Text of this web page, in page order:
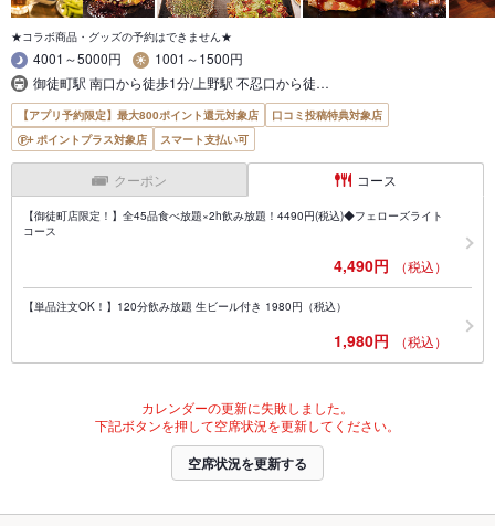
★コラボ商品・グッズの予約はできません★
4001～5000円
1001～1500円
御徒町駅 南口から徒歩1分/上野駅 不忍口から徒…
【アプリ予約限定】最大800ポイント還元対象店
口コミ投稿特典対象店
ポイントプラス対象店
スマート支払い可
クーポン コース
【御徒町店限定！】全45品食べ放題×2h飲み放題！4490円(税込)◆フェローズライト
コース
4,490円 （税込）
【単品注文OK！】120分飲み放題 生ビール付き 1980円（税込）
1,980円 （税込）
カレンダーの更新に失敗しました。
下記ボタンを押して空席状況を更新してください。
空席状況を更新する